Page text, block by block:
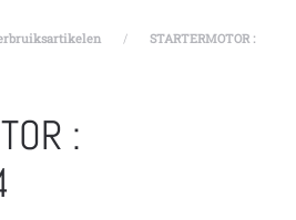
STARTERMOTOR :
: